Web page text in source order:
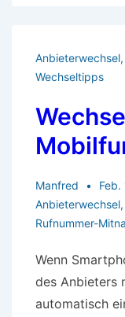
und
Anbieterwechsel,
Wechseltipps
Manfred Feb.
Anbieterwechsel,
Rufnummer-
Wenn
des Anbieters
automatisch